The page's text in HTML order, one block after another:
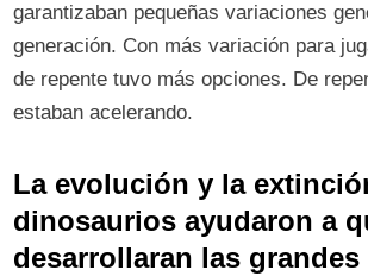
garantizaban pequeñas variaciones
generación. Con más variación para
de repente tuvo más opciones. De
estaban acelerando.
La evolución y la
dinosaurios ayudaron a
desarrollaran las